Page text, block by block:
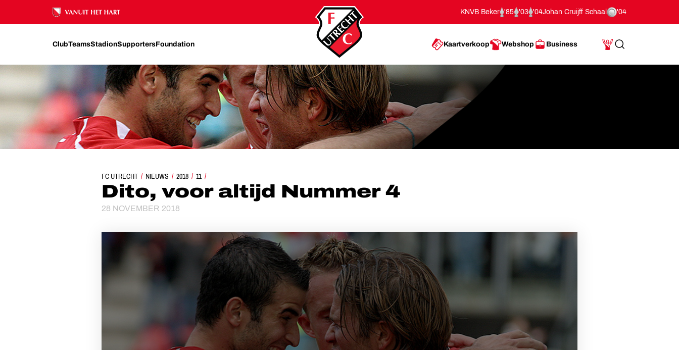
Ons nalatenschap
KNVB Beker '85 '03 '04Johan Cruijff Schaal '04
ClubTeamsStadionSupportersFoundation Kaartverkoop Webshop Business
Mijn Account
Search
FC UTRECHT NIEUWS 2018 11
DITO, VOOR ALTIJD NUMMER 4
Dito, voor altijd Nummer 4
28 NOVEMBER 2018